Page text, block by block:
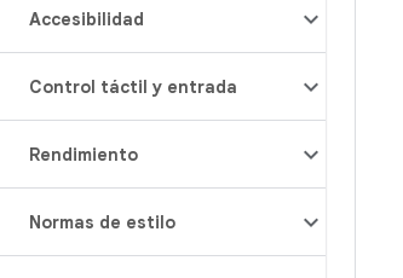
Accesibilidad
Control táctil y entrada
Rendimiento
Normas de estilo